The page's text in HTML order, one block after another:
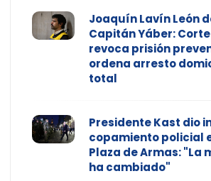
Joaquín Lavín León
Capitán Yáber: Corte
revoca prisión
ordena arresto
total
Presidente Kast dio
copamiento policial
Plaza de Armas: "La
ha cambiado"